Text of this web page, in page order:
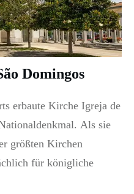
Domingos
erbaute Kirche Igreja de
Als sie
größten Kirchen
für königliche